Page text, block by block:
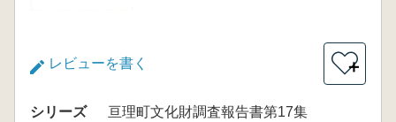
レビューを書く ＋
シリーズ
亘理町文化財調査報告書第17集